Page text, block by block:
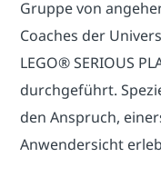
Gruppe von
Coaches der
LEGO® SERIOUS
durchgeführt.
den Anspruch,
Anwendersicht